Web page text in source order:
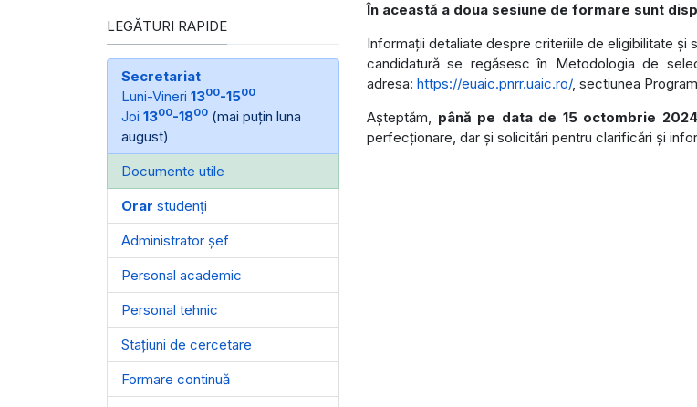
În această a doua sesiune de formare sunt
Informații detaliate despre criteriile de eligibilitate
candidatură se regăsesc în Metodologia de
adresa: https://euaic.pnrr.uaic.ro/, sectiunea
Așteptăm, până pe data de 15 octombrie 2024
perfecționare, dar și solicitări pentru clarificări și
LEGĂTURI RAPIDE
Secretariat
Luni-Vineri 1300-1500
Joi 1300-1800 (mai puțin luna
august)
Documente utile
Orar studenți
Administrator șef
Personal academic
Personal tehnic
Stațiuni de cercetare
Formare continuă